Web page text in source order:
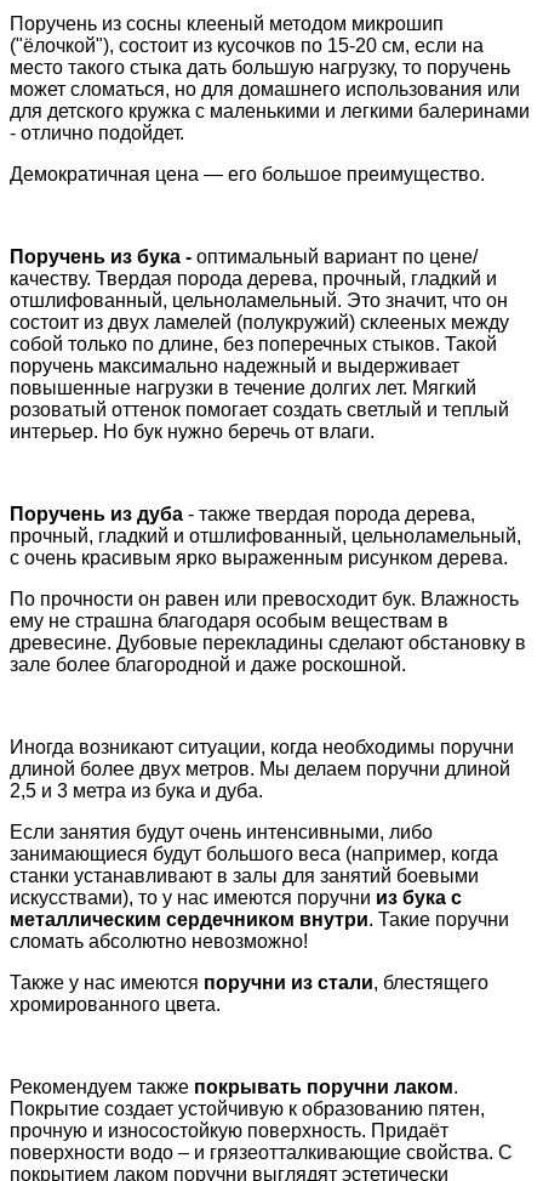
Поручень из сосны клееный методом микрошип
("ёлочкой"), состоит из кусочков по 15-20 см, если на
место такого стыка дать большую нагрузку, то поручень
может сломаться, но для домашнего использования или
для детского кружка с маленькими и легкими балеринами
- отлично подойдет.
Демократичная цена — его большое преимущество.
Поручень из бука - оптимальный вариант по цене/
качеству. Твердая порода дерева, прочный, гладкий и
отшлифованный, цельноламельный. Это значит, что он
состоит из двух ламелей (полукружий) склееных между
собой только по длине, без поперечных стыков. Такой
поручень максимально надежный и выдерживает
повышенные нагрузки в течение долгих лет. Мягкий
розоватый оттенок помогает создать светлый и теплый
интерьер. Но бук нужно беречь от влаги.
Поручень из дуба - также твердая порода дерева,
прочный, гладкий и отшлифованный, цельноламельный,
с очень красивым ярко выраженным рисунком дерева.
По прочности он равен или превосходит бук. Влажность
ему не страшна благодаря особым веществам в
древесине. Дубовые перекладины сделают обстановку в
зале более благородной и даже роскошной.
Иногда возникают ситуации, когда необходимы поручни
длиной более двух метров. Мы делаем поручни длиной
2,5 и 3 метра из бука и дуба.
Если занятия будут очень интенсивными, либо
занимающиеся будут большого веса (например, когда
станки устанавливают в залы для занятий боевыми
искусствами), то у нас имеются поручни из бука с
металлическим сердечником внутри. Такие поручни
сломать абсолютно невозможно!
Также у нас имеются поручни из стали, блестящего
хромированного цвета.
Рекомендуем также покрывать поручни лаком.
Покрытие создает устойчивую к образованию пятен,
прочную и износостойкую поверхность. Придаёт
поверхности водо – и грязеотталкивающие свойства. С
покрытием лаком поручни выглядят эстетически